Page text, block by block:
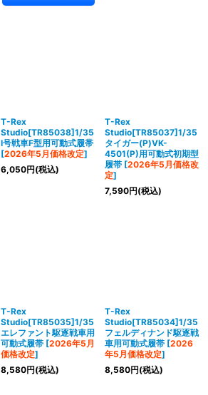
T-Rex
Studio[TR85038]1/35
I号戦車F型用可動式履帯
[2026年5月価格改定]
6,050円(税込)
T-Rex
Studio[TR85037]1/35
タイガー(P)VK-
4501(P)用可動式初期型
履帯 [2026年5月価格改
定]
7,590円(税込)
T-Rex
Studio[TR85035]1/35
エレファント駆逐戦車用
可動式履帯 [2026年5月
価格改定]
8,580円(税込)
T-Rex
Studio[TR85034]1/35
フェルディナンド駆逐戦
車用可動式履帯 [2026
年5月価格改定]
8,580円(税込)